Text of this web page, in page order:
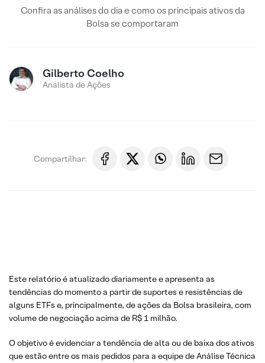
Confira as análises do dia e como os principais ativos da
Bolsa se comportaram
Gilberto Coelho
Analista de Ações
Compartilhar:
Este relatório é atualizado diariamente e apresenta as
tendências do momento a partir de suportes e resistências de
alguns ETFs e, principalmente, de ações da Bolsa brasileira, com
volume de negociação acima de R$ 1 milhão.
O objetivo é evidenciar a tendência de alta ou de baixa dos ativos
que estão entre os mais pedidos para a equipe de Análise Técnica